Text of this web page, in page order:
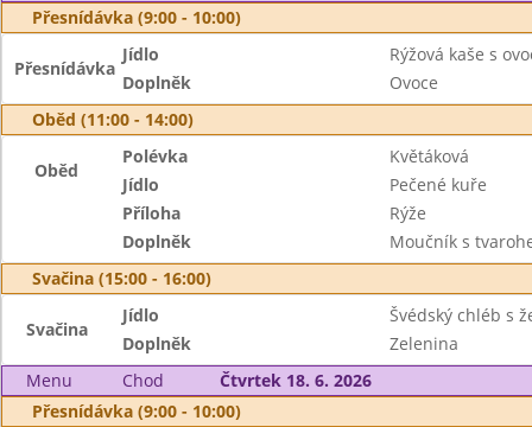
Přesnídávka (9:00 - 10:00)
Přesnídávka
Jídlo
Rýžová kaše s
Doplněk
Ovoce
Oběd (11:00 - 14:00)
Oběd
Polévka
Květáková
Jídlo
Pečené kuře
Příloha
Rýže
Doplněk
Moučník s
Svačina (15:00 - 16:00)
Svačina
Jídlo
Švédský chléb s
Doplněk
Zelenina
Menu
Chod
Čtvrtek 18. 6. 2026
Přesnídávka (9:00 - 10:00)